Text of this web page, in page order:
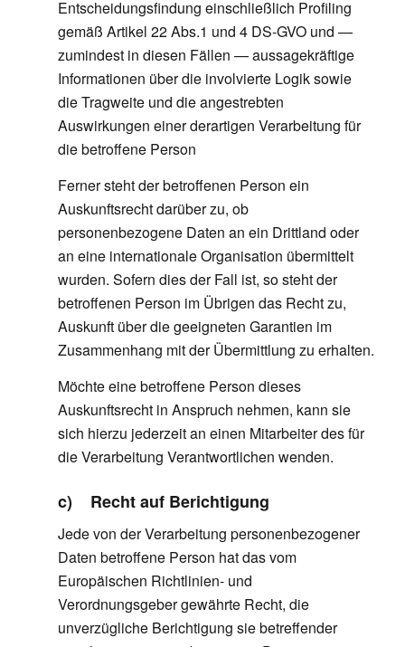
Entscheidungsfindung einschließlich Profiling
gemäß Artikel 22 Abs.1 und 4 DS-GVO und —
zumindest in diesen Fällen — aussagekräftige
Informationen über die involvierte Logik sowie
die Tragweite und die angestrebten
Auswirkungen einer derartigen Verarbeitung für
die betroffene Person
Ferner steht der betroffenen Person ein
Auskunftsrecht darüber zu, ob
personenbezogene Daten an ein Drittland oder
an eine internationale Organisation übermittelt
wurden. Sofern dies der Fall ist, so steht der
betroffenen Person im Übrigen das Recht zu,
Auskunft über die geeigneten Garantien im
Zusammenhang mit der Übermittlung zu erhalten.
Möchte eine betroffene Person dieses
Auskunftsrecht in Anspruch nehmen, kann sie
sich hierzu jederzeit an einen Mitarbeiter des für
die Verarbeitung Verantwortlichen wenden.
c) Recht auf Berichtigung
Jede von der Verarbeitung personenbezogener
Daten betroffene Person hat das vom
Europäischen Richtlinien- und
Verordnungsgeber gewährte Recht, die
unverzügliche Berichtigung sie betreffender